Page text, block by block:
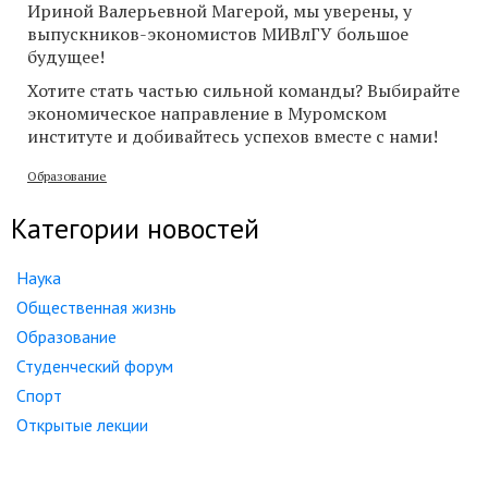
Ириной Валерьевной Магерой, мы уверены, у
выпускников-экономистов МИВлГУ большое
будущее!
Хотите стать частью сильной команды? Выбирайте
экономическое направление в Муромском
институте и добивайтесь успехов вместе с нами!
Образование
Категории новостей
Наука
Общественная жизнь
Образование
Студенческий форум
Спорт
Открытые лекции